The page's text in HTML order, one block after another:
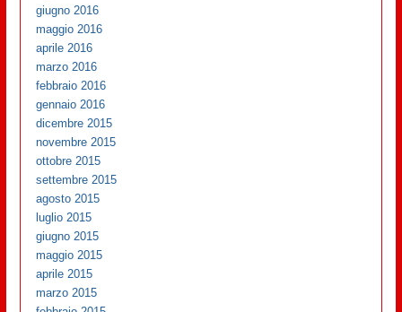
giugno 2016
maggio 2016
aprile 2016
marzo 2016
febbraio 2016
gennaio 2016
dicembre 2015
novembre 2015
ottobre 2015
settembre 2015
agosto 2015
luglio 2015
giugno 2015
maggio 2015
aprile 2015
marzo 2015